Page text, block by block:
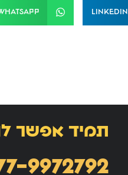
LinkedIn
תמיד אפשר
9972792